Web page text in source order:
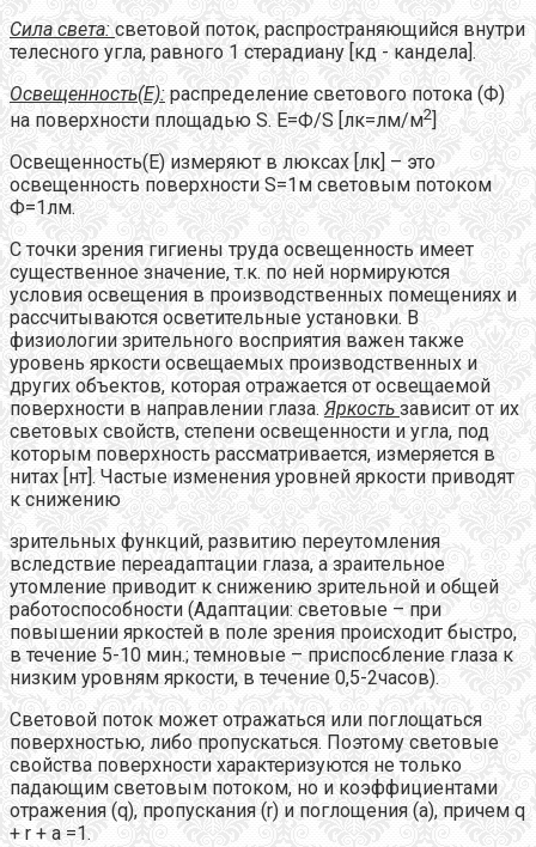
Сила света: световой поток, распространяющийся внутри
телесного угла, равного 1 стерадиану [кд - кандела].
Освещенность(Е): распределение светового потока (Ф)
на поверхности площадью S. Е=Ф/S [лк=лм/м2]
Освещенность(Е) измеряют в люксах [лк] – это
освещенность поверхности S=1м световым потоком
Ф=1лм.
С точки зрения гигиены труда освещенность имеет
существенное значение, т.к. по ней нормируются
условия освещения в производственных помещениях и
рассчитываются осветительные установки. В
физиологии зрительного восприятия важен также
уровень яркости освещаемых производственных и
других объектов, которая отражается от освещаемой
поверхности в направлении глаза.Яркость зависит от их
световых свойств, степени освещенности и угла, под
которым поверхность рассматривается, измеряется в
нитах [нт]. Частые изменения уровней яркости приводят
к снижению
зрительных функций, развитию переутомления
вследствие переадаптации глаза, а зраительное
утомление приводит к снижению зрительной и общей
работоспособности (Адаптации: световые – при
повышении яркостей в поле зрения происходит быстро,
в течение 5-10 мин.; темновые – приспосбление глаза к
низким уровням яркости, в течение 0,5-2часов).
Световой поток может отражаться или поглощаться
поверхностью, либо пропускаться. Поэтому световые
свойства поверхности характеризуются не только
падающим световым потоком, но и коэффициентами
отражения (q), пропускания (r) и поглощения (a), причем q
+ r + a =1.